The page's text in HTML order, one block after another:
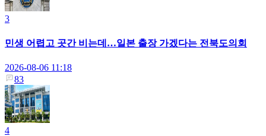
3
민생 어렵고 곳간 비는데…일본 출장 가겠다는 전북도의회
2026-08-06 11:18
83
4